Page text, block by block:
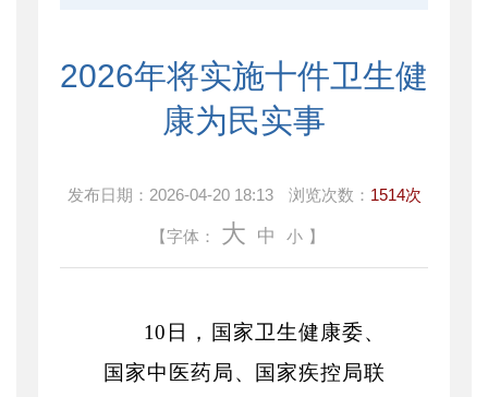
2026年将实施十件卫生健
康为民实事
发布日期： 2026-04-20 18:13 浏览次数： 1514次
【字体： 大 中 小 】
10日，国家卫生健康委、
国家中医药局、国家疾控局联